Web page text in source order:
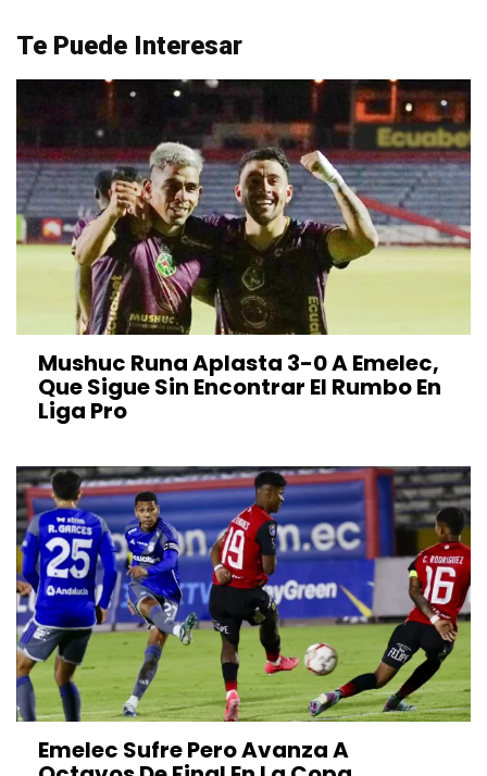
Te Puede Interesar
Mushuc Runa Aplasta 3-0 A Emelec,
Que Sigue Sin Encontrar El Rumbo En
Liga Pro
Emelec Sufre Pero Avanza A